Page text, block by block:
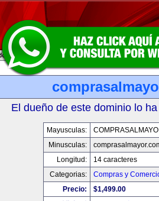
El dueño de este dominio lo
Mayusculas:
Minusculas:
Longitud:
14 caracteres
Categorias:
Compras y
Precio:
$1,499.00